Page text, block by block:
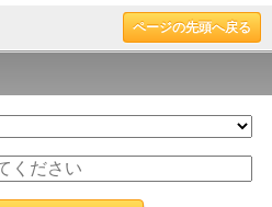
ページの先頭へ戻る